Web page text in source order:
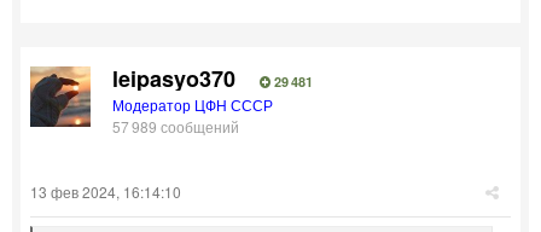
leipasyo370 29 481
Модератор ЦФН СССР
57 989 сообщений
13 фев 2024, 16:14:10